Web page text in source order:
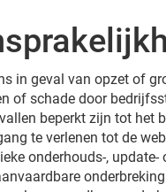
in geval van opzet of
of schade door
beperkt zijn tot het
te verlenen tot de
onderhouds-,